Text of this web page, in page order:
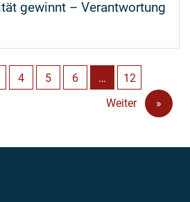
gewinnt – Verantwortung
4 5 6 …
12
Weiter
»